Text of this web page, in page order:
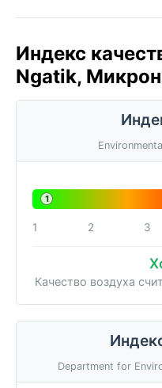
Индекс
Ngatik,
1
1 2 3
Качество воздуха
Department for